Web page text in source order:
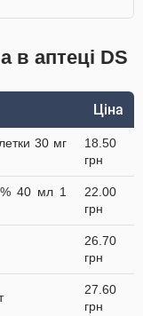
в аптеці DS
Ціна
30 мг
18.50
грн
% 40 мл 1
22.00
грн
26.70
грн
27.60
грн